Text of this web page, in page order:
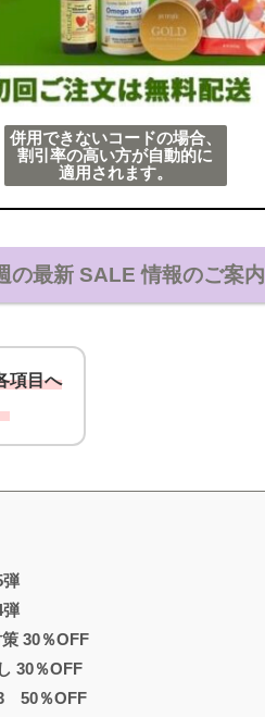
併用できないコードの場合、
割引率の高い方が自動的に
適用されます。
の最新 SALE 情報のご案内
項目へ
弾
弾
30％OFF
30％OFF
50％OFF